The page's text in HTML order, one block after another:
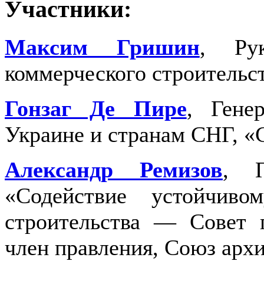
Участники:
Максим Гришин,
коммерческого
Гонзаг Де Пире,
Украине и странам СНГ,
Александр Ремизов,
«Содействие
строительства — Совет
член правления, Союз